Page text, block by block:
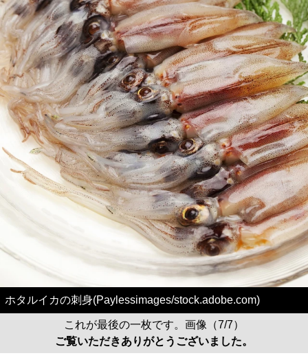
ホタルイカの刺身(Paylessimages/stock.adobe.com)
これが最後の一枚です。画像（7/7）
ご覧いただきありがとうございました。